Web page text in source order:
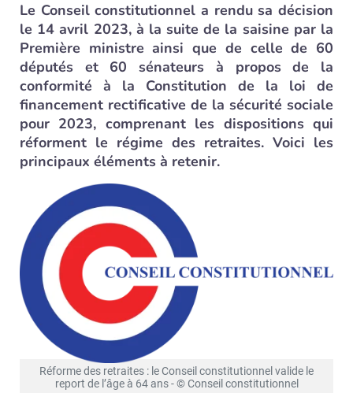
Le Conseil constitutionnel a rendu sa décision
le 14 avril 2023, à la suite de la saisine par la
Première ministre ainsi que de celle de 60
députés et 60 sénateurs à propos de la
conformité à la Constitution de la loi de
financement rectificative de la sécurité sociale
pour 2023, comprenant les dispositions qui
réforment le régime des retraites. Voici les
principaux éléments à retenir.
Réforme des retraites : le Conseil constitutionnel valide le
report de l’âge à 64 ans - © Conseil constitutionnel